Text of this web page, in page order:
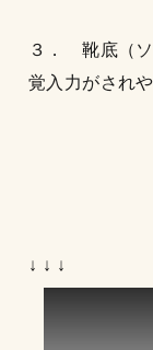
３． 靴底（ソ
覚入力がされや
↓ ↓ ↓